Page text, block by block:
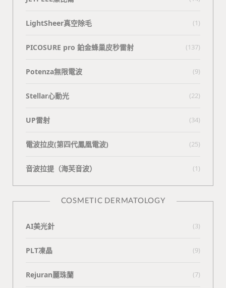
LightSheer真空除毛 (1)
PICOSURE pro 鉑金蜂巢皮秒雷射 (137)
Potenza無限電波 (9)
Stellar心動光 (22)
UP雷射 (34)
電波拉皮(第四代鳳凰電波) (25)
⾳波拉提（海芙⾳波） (1)
COSMETIC DERMATOLOGY
AI美光針 (3)
PLT凍晶 (9)
Rejuran麗珠蘭 (7)